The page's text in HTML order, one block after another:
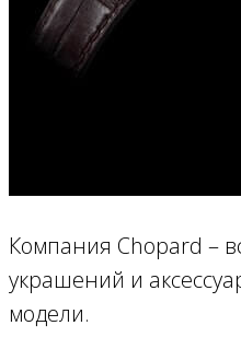
Компания Chopard –
украшений и
модели.